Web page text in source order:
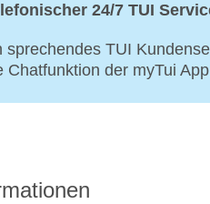
24/7 TUI
sprechendes TUI
Chatfunktion der myTui